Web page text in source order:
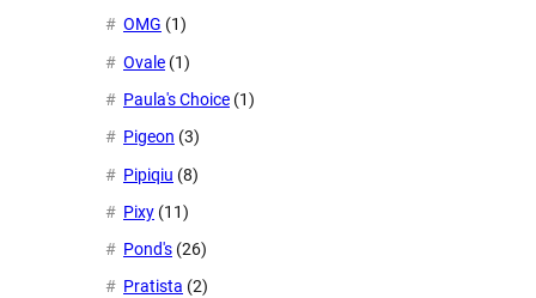
OMG (1)
Ovale (1)
Paula's Choice (1)
Pigeon (3)
Pipiqiu (8)
Pixy (11)
Pond's (26)
Pratista (2)